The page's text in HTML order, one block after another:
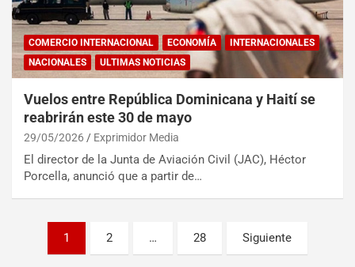
COMERCIO INTERNACIONAL ECONOMÍA
INTERNACIONALES
NACIONALES
ULTIMAS NOTICIAS
Vuelos entre República Dominicana y Haití se
reabrirán este 30 de mayo
29/05/2026 Exprimidor Media
El director de la Junta de Aviación Civil (JAC), Héctor
Porcella, anunció que a partir de…
1 2 … 28 Siguiente